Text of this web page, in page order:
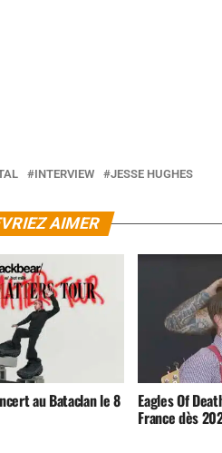
INTERVIEW JESSE HUGHES
AIMER
au Bataclan le 8 Eagles Of
France dès